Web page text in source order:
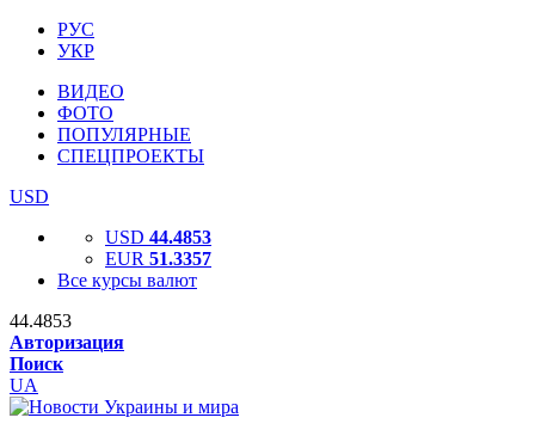
РУС
УКР
ВИДЕО
ФОТО
ПОПУЛЯРНЫЕ
СПЕЦПРОЕКТЫ
USD
USD 44.4853
EUR 51.3357
Все курсы валют
44.4853
Авторизация
Поиск
UA